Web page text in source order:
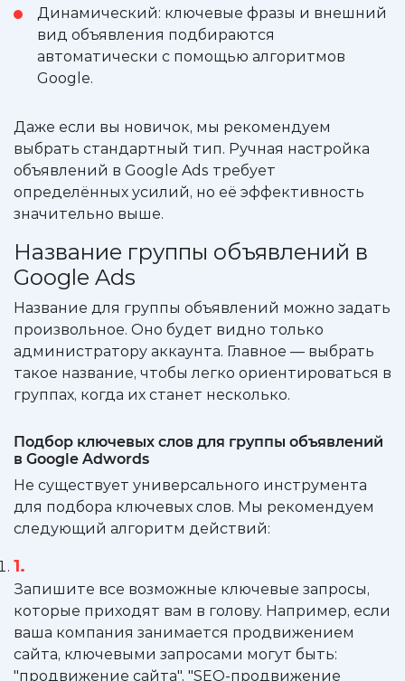
Динамический: ключевые фразы и внешний
вид объявления подбираются
автоматически с помощью алгоритмов
Google.
Даже если вы новичок, мы рекомендуем
выбрать стандартный тип. Ручная настройка
объявлений в Google Ads требует
определённых усилий, но её эффективность
значительно выше.
Название группы объявлений в
Google Ads
Название для группы объявлений можно задать
произвольное. Оно будет видно только
администратору аккаунта. Главное — выбрать
такое название, чтобы легко ориентироваться в
группах, когда их станет несколько.
Подбор ключевых слов для группы объявлений
в Google Adwords
Не существует универсального инструмента
для подбора ключевых слов. Мы рекомендуем
следующий алгоритм действий:
Запишите все возможные ключевые запросы,
которые приходят вам в голову. Например, если
ваша компания занимается продвижением
сайта, ключевыми запросами могут быть:
"продвижение сайта", "SEO-продвижение